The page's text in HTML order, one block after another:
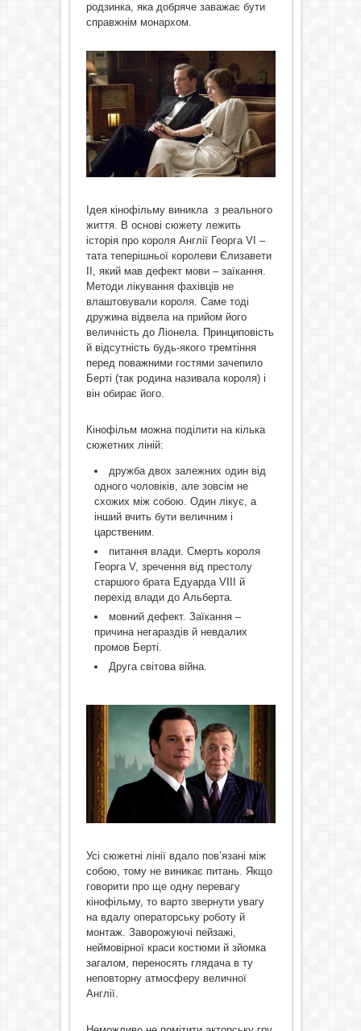
родзинка, яка добряче заважає бути
справжнім монархом.
Ідея кінофільму виникла з реального
життя. В основі сюжету лежить
історія про короля Англії Георга VІ –
тата теперішньої королеви Єлизавети
ІІ, який мав дефект мови – заїкання.
Методи лікування фахівців не
влаштовували короля. Саме тоді
дружина відвела на прийом його
величність до Ліонела. Принциповість
й відсутність будь-якого тремтіння
перед поважними гостями зачепило
Берті (так родина називала короля) і
він обирає його.
Кінофільм можна поділити на кілька
сюжетних ліній:
дружба двох залежних один від
одного чоловіків, але зовсім не
схожих між собою. Один лікує, а
інший вчить бути величним і
царственим.
питання влади. Смерть короля
Георга V, зречення від престолу
старшого брата Едуарда VІІІ й
перехід влади до Альберта.
мовний дефект. Заїкання –
причина негараздів й невдалих
промов Берті.
Друга світова війна.
Усі сюжетні лінії вдало пов’язані між
собою, тому не виникає питань. Якщо
говорити про ще одну перевагу
кінофільму, то варто звернути увагу
на вдалу операторську роботу й
монтаж. Заворожуючі пейзажі,
неймовірної краси костюми й зйомка
загалом, переносять глядача в ту
неповторну атмосферу величної
Англії.